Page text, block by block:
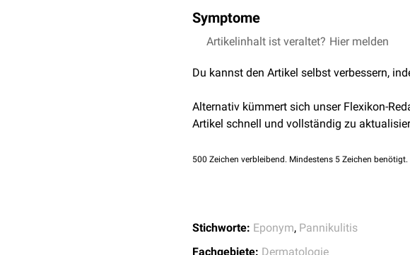
dritten und sechsten Lebensjahrzehnt.
Symptome
Die Pannikulitis wird vonfieberähnlichen
Durchbruch und können Wochen bis
Artikelinhalt ist veraltet? Hier melden
Du kannst den Artikel selbst verbessern,
Alternativ kümmert sich unser Flexikon-
Artikel schnell und vollständig zu
500 Zeichen verbleibend. Mindestens 5 Zeichen benötigt.
Stichworte: Eponym, Pannikulitis
Fachgebiete: Dermatologie